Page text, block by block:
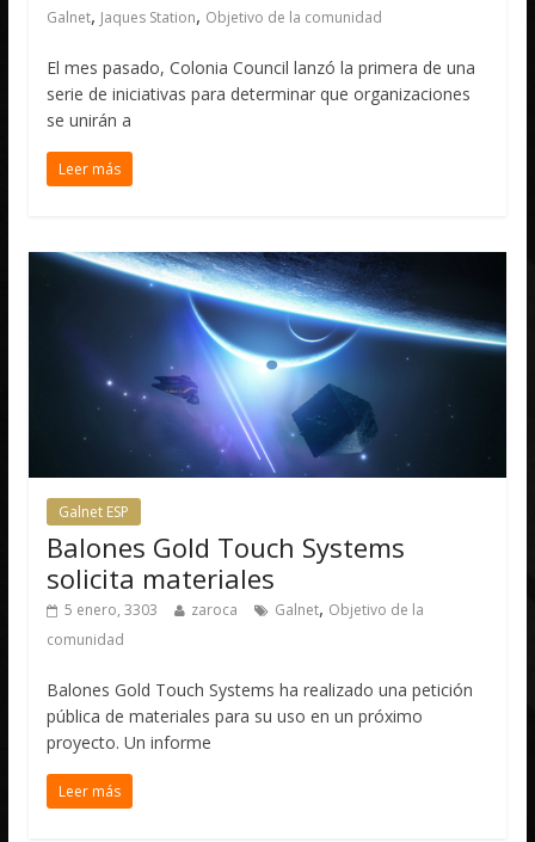
Galnet, Jaques Station, Objetivo de la comunidad
El mes pasado, Colonia Council lanzó la primera de una
serie de iniciativas para determinar que organizaciones
se unirán a
Leer más
Galnet ESP
Balones Gold Touch Systems
solicita materiales
5 enero, 3303 zaroca Galnet, Objetivo de la
comunidad
Balones Gold Touch Systems ha realizado una petición
pública de materiales para su uso en un próximo
proyecto. Un informe
Leer más